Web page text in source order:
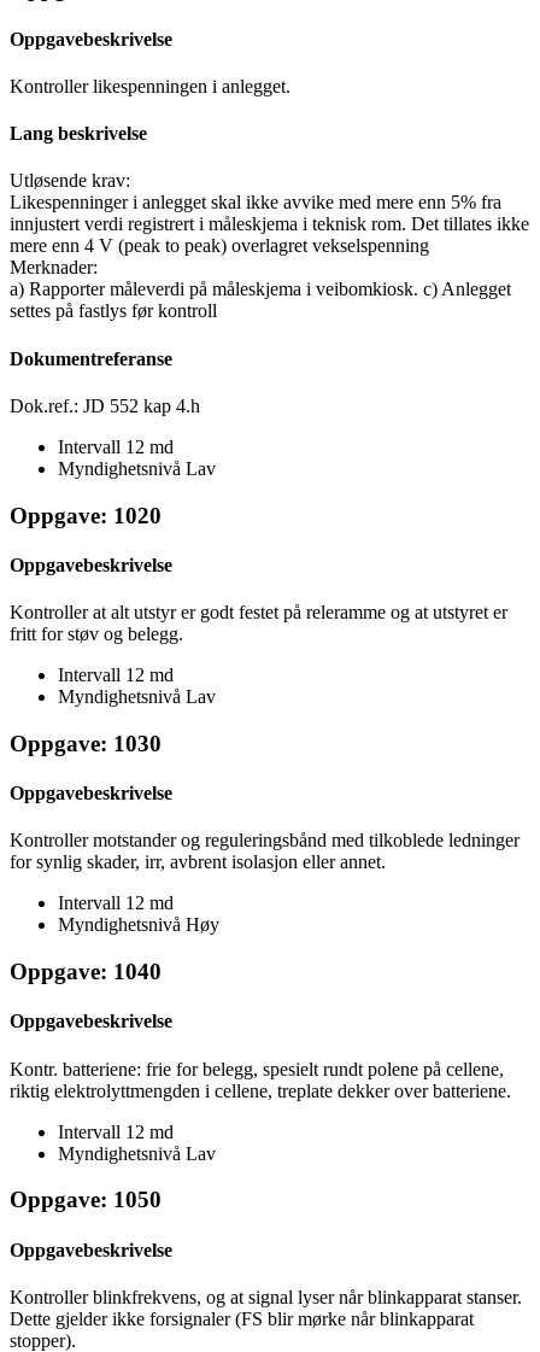
Oppgavebeskrivelse
Kontroller likespenningen i anlegget.
Lang beskrivelse
Utløsende krav:
Likespenninger i anlegget skal ikke avvike med mere enn 5% fra
innjustert verdi registrert i måleskjema i teknisk rom. Det tillates ikke
mere enn 4 V (peak to peak) overlagret vekselspenning
Merknader:
a) Rapporter måleverdi på måleskjema i veibomkiosk. c) Anlegget
settes på fastlys før kontroll
Dokumentreferanse
Dok.ref.: JD 552 kap 4.h
Intervall 12 md
Myndighetsnivå Lav
Oppgave: 1020
Oppgavebeskrivelse
Kontroller at alt utstyr er godt festet på releramme og at utstyret er
fritt for støv og belegg.
Intervall 12 md
Myndighetsnivå Lav
Oppgave: 1030
Oppgavebeskrivelse
Kontroller motstander og reguleringsbånd med tilkoblede ledninger
for synlig skader, irr, avbrent isolasjon eller annet.
Intervall 12 md
Myndighetsnivå Høy
Oppgave: 1040
Oppgavebeskrivelse
Kontr. batteriene: frie for belegg, spesielt rundt polene på cellene,
riktig elektrolyttmengden i cellene, treplate dekker over batteriene.
Intervall 12 md
Myndighetsnivå Lav
Oppgave: 1050
Oppgavebeskrivelse
Kontroller blinkfrekvens, og at signal lyser når blinkapparat stanser.
Dette gjelder ikke forsignaler (FS blir mørke når blinkapparat
stopper).